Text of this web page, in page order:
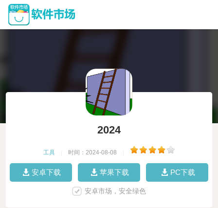
2024
工具 时间：2024-08-08
安卓下载 苹果下载 PC下载
安卓市场，安全绿色